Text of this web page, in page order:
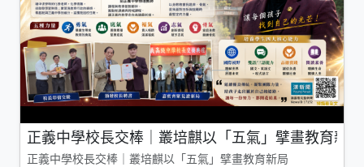
正義中學校長交棒｜叢培麒以「五氣」擘畫教育新局
正義中學校長交棒｜叢培麒以「五氣」擘畫教育新局